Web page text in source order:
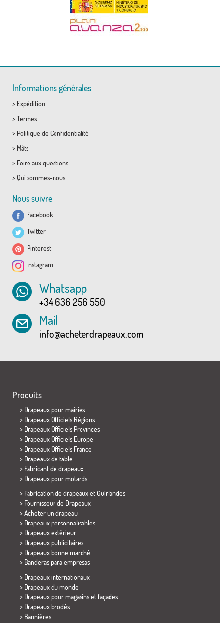
Informations générales
> Expédition
> Termes
> Politique de Confidentialité
> Mâts
> Foire aux questions
> Qui sommes-nous
Nous suivre
Facebook
Twitter
Pinterest
Instagram
Whatsapp
+34 636 256 550
Mail
info@acheterdrapeaux.com
Produits
> Drapeaux pour mairies
> Drapeaux Officiels Régions
> Drapeaux Officiels Provinces
> Drapeaux Officiels Europe
> Drapeaux Officiels France
> Drapeaux de table
> Fabricant de drapeaux
> Drapeaux pour motards
> Fabrication de drapeaux et Guirlandes
> Fournisseur de Drapeaux
> Acheter un drapeau
> Drapeaux personnalisables
> Drapeaux extérieur
> Drapeaux publicitaires
> Drapeaux bonne marché
> Banderas para empresas
> Drapeaux internationaux
> Drapeaux du monde
> Drapeaux pour magasins et façades
> Drapeaux brodés
> Bannières